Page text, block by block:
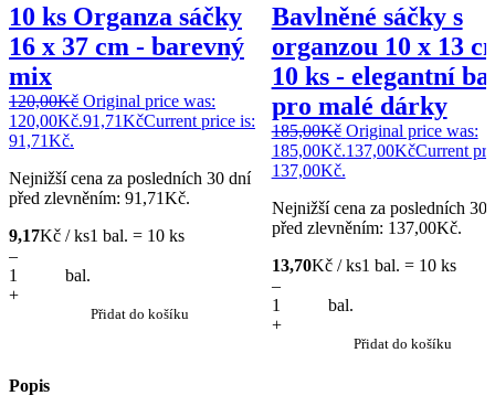
10 ks Organza sáčky
16 x 37 cm - barevný
mix
120,00Kč Original price was:
120,00Kč.91,71KčCurrent price is:
91,71Kč.
Nejnižší cena za posledních 30 dní
před zlevněním: 91,71Kč.
9,17Kč / ks1 bal. = 10 ks
–
bal.
+
Přidat do košíku
Bavlněné sáčky s
organzou 10 x 13
10 ks - elegantní
pro malé dárky
185,00Kč Original price was:
185,00Kč.137,00KčCurrent
137,00Kč.
Nejnižší cena za posledních 30
před zlevněním: 137,00Kč.
13,70Kč / ks1 bal. = 10 ks
–
bal.
+
Přidat do košíku
Popis